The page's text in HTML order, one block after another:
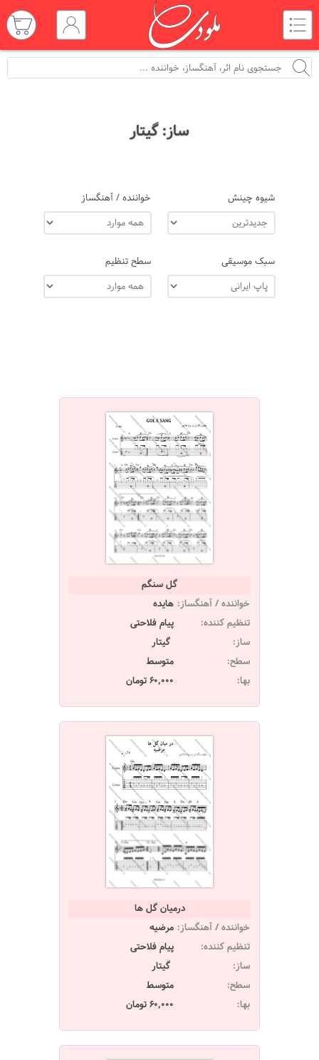
ساز: گیتار
شیوه چینش خواننده / آهنگساز
سبک موسیقی سطح تنظیم
گل سنگم
خواننده / آهنگساز: هایده
تنظیم کننده:
پیام فلاحتی
ساز:
گیتار
سطح:
متوسط
بها:
60,000 تومان
درمیان گل ها
خواننده / آهنگساز: مرضیه
تنظیم کننده:
پیام فلاحتی
ساز:
گیتار
سطح:
متوسط
بها:
60,000 تومان